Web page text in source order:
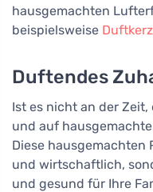
hausgemachten
beispielsweise
Duftendes
Ist es nicht an der
und auf
Diese hausgemachten
und wirtschaftlich,
und gesund für Ihre